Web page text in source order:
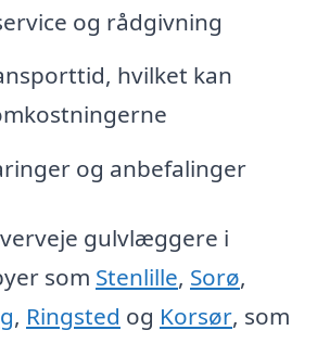
og rådgivning
hvilket kan
og anbefalinger
gulvlæggere i
som Stenlille, Sorø,
, Ringsted og Korsør, som